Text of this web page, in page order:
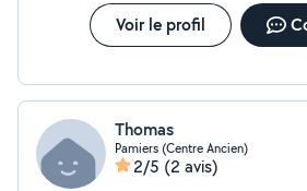
Voir le profil
Thomas
Pamiers (Centre Ancien)
2/5 (2 avis)